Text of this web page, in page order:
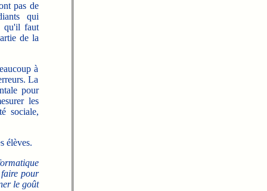
pas de
qui
qu'il faut
de la
à
La
pour
les
sociale,
élèves.
faire pour
le goût